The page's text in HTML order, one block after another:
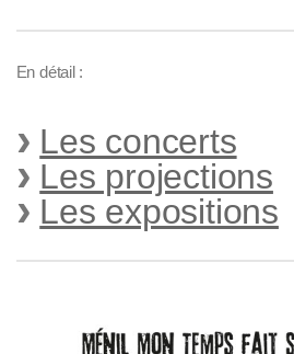
En détail :
Les concerts
Les projections
Les expositions